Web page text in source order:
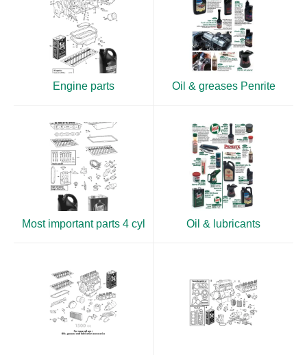
Engine parts Oil & greases Penrite
Most important parts 4 cyl Oil & lubricants